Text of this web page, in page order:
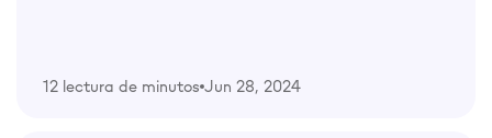
12 lectura de minutos Jun 28, 2024